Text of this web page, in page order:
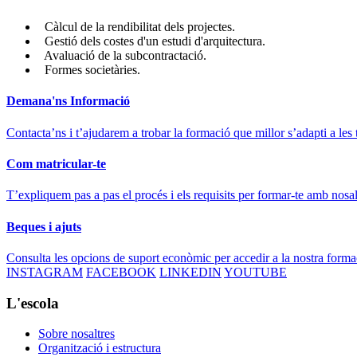
Càlcul de la rendibilitat dels projectes.
Gestió dels costes d'un estudi d'arquitectura.
Avaluació de la subcontractació.
Formes societàries.
Demana'ns Informació
Contacta’ns i t’ajudarem a trobar la formació que millor s’adapti a les
Com matricular-te
T’expliquem pas a pas el procés i els requisits per formar-te amb
Beques i ajuts
Consulta les opcions de suport econòmic per accedir a la nostra
INSTAGRAM FACEBOOK LINKEDIN YOUTUBE
L'escola
Sobre nosaltres
Organització i estructura